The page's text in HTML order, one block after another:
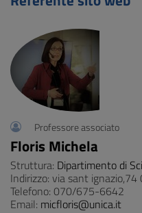
Professore associato
Floris Michela
Struttura: Dipartimento di
Indirizzo: via sant
Telefono: 070/675-6642
Email: micfloris@unica.it